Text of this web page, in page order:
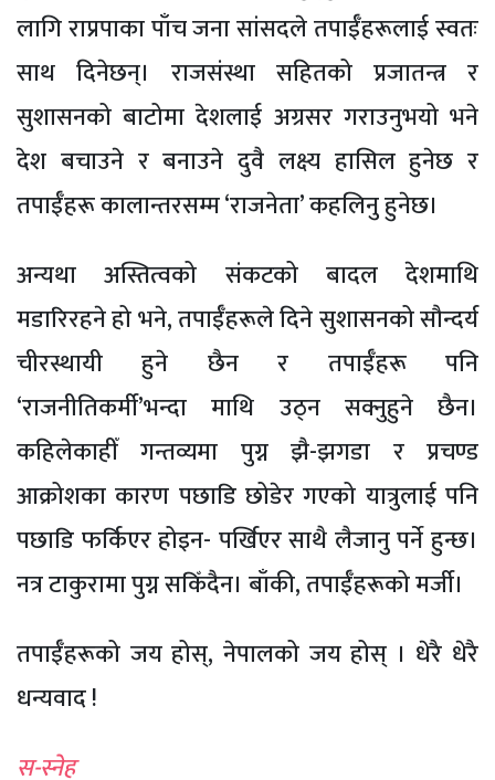
लागि राप्रपाका पाँच जना सांसदले तपाईँहरूलाई स्वतः
साथ दिनेछन्। राजसंस्था सहितको प्रजातन्त्र र
सुशासनको बाटोमा देशलाई अग्रसर गराउनुभयो भने
देश बचाउने र बनाउने दुवै लक्ष्य हासिल हुनेछ र
तपाईँहरू कालान्तरसम्म ‘राजनेता’ कहलिनु हुनेछ।
अन्यथा अस्तित्वको संकटको बादल देशमाथि
मडारिरहने हो भने, तपाईँहरूले दिने सुशासनको सौन्दर्य
चीरस्थायी हुने छैन र तपाईँहरू पनि
‘राजनीतिकर्मी’भन्दा माथि उठ्न सक्नुहुने छैन।
कहिलेकाहीँ गन्तव्यमा पुग्न झै-झगडा र प्रचण्ड
आक्रोशका कारण पछाडि छोडेर गएको यात्रुलाई पनि
पछाडि फर्किएर होइन- पर्खिएर साथै लैजानु पर्ने हुन्छ।
नत्र टाकुरामा पुग्न सकिँदैन। बाँकी, तपाईँहरूको मर्जी।
तपाईँहरूको जय होस्, नेपालको जय होस् । धेरै धेरै
धन्यवाद !
स-स्नेह